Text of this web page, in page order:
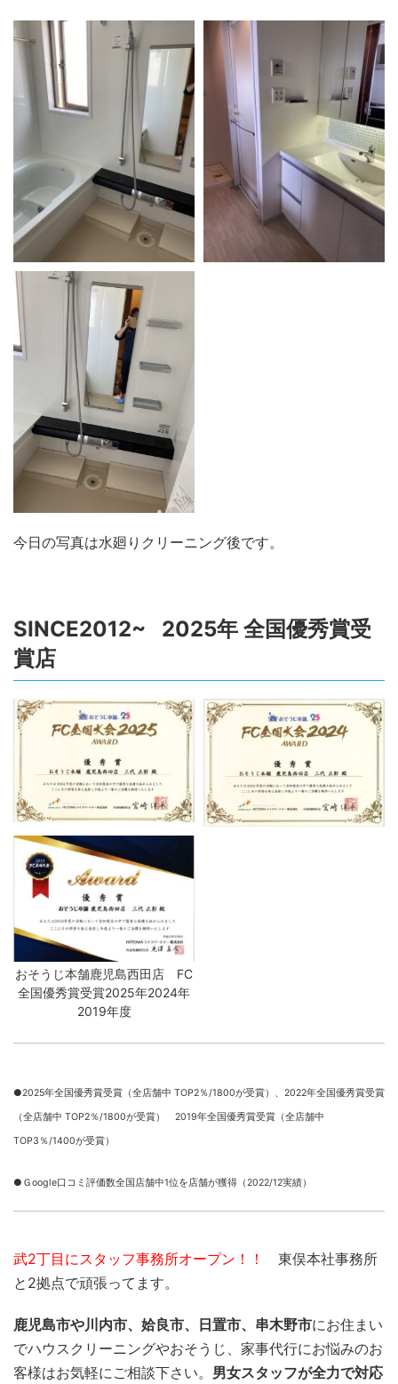
今日の写真は水廻りクリーニング後です。
SINCE2012~ 2025年 全国優秀賞受
賞店
おそうじ本舗鹿児島西田店 FC
全国優秀賞受賞2025年2024年
2019年度
●2025年全国優秀賞受賞（全店舗中 TOP2％/1800が受賞）、 2022年全国優秀賞受賞
（全店舗中 TOP2％/1800が受賞） 2019年全国優秀賞受賞（全店舗中
TOP3％/1400が受賞）
●Ｇoogle口コミ評価数全国店舗中1位を店舗が獲得（2022/12実績）
武2丁目にスタッフ事務所オープン！！
東俣本社事務所
と2拠点で頑張ってます。
鹿児島市や川内市、姶良市、日置市、串木野市にお住まい
でハウスクリーニングやおそうじ、家事代行にお悩みのお
客様はお気軽にご相談下さい。 男女スタッフが全力で対応